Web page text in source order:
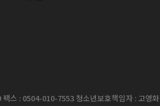
스 : 0504-010-7553 청소년보호책임자 : 고영화